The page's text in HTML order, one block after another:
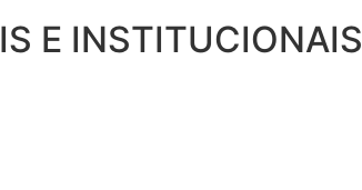
E INSTITUCIONAIS